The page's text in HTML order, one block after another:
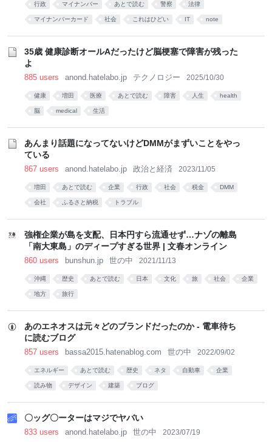
行政 マイナンバー あとで読む 警察 法律
マイナンバーカード 社会 これはひどい IT note
35歳 健康診断オールAだったけど脳梗塞で障害が残った
よ
885 users anond.hatelabo.jp テクノロジー 2025/10/30
健康 増田 医療 あとで読む 障害 人生 health
脳 medical 生活
あんまり話題になってないけどDMMがまずいことをやっ
ている
867 users anond.hatelabo.jp 政治と経済 2023/11/05
増田 あとで読む 企業 行政 社会 税金 DMM
会社 ふるさと納税 トラブル
強権企業が島を支配、日本円すら流通せず…ナゾの離島
「南大東島」のディープすぎる世界 | 文春オンライン
860 users bunshun.jp 世の中 2021/11/13
沖縄 歴史 あとで読む 日本 文化 旅 社会 企業
地方 旅行
あのエネオスは元々どのブランドだったのか - 電車待ち
に読むブログ
857 users bassa2015.hatenablog.com 世の中 2022/09/02
エネルギー あとで読む 歴史 ネタ 自動車 企業
読み物 デザイン 建築 ブログ
〇ッグ〇ーターはマジでヤバい
833 users anond.hatelabo.jp 世の中 2023/07/19